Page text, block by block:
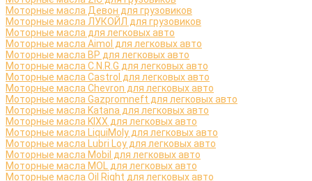
Моторные масла Девон для грузовиков
Моторные масла ЛУКОЙЛ для грузовиков
Моторные масла для легковых авто
Моторные масла Aimol для легковых авто
Моторные масла BP для легковых авто
Моторные масла C.N.R.G для легковых авто
Моторные масла Castrol для легковых авто
Моторные масла Chevron для легковых авто
Моторные масла Gazpromneft для легковых авто
Моторные масла Katana для легковых авто
Моторные масла KIXX для легковых авто
Моторные масла LiquiMoly для легковых авто
Моторные масла Lubri Loy для легковых авто
Моторные масла Mobil для легковых авто
Моторные масла MOL для легковых авто
Моторные масла Oil Right для легковых авто